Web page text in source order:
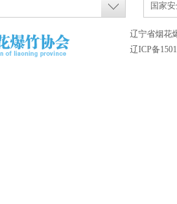
国家
辽宁省烟花
辽ICP备